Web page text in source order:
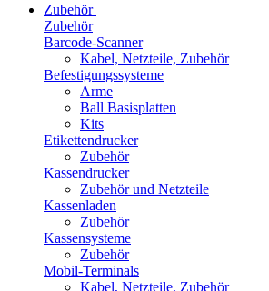
Zubehör
Zubehör
Barcode-Scanner
Kabel, Netzteile, Zubehör
Befestigungssysteme
Arme
Ball Basisplatten
Kits
Etikettendrucker
Zubehör
Kassendrucker
Zubehör und Netzteile
Kassenladen
Zubehör
Kassensysteme
Zubehör
Mobil-Terminals
Kabel, Netzteile, Zubehör